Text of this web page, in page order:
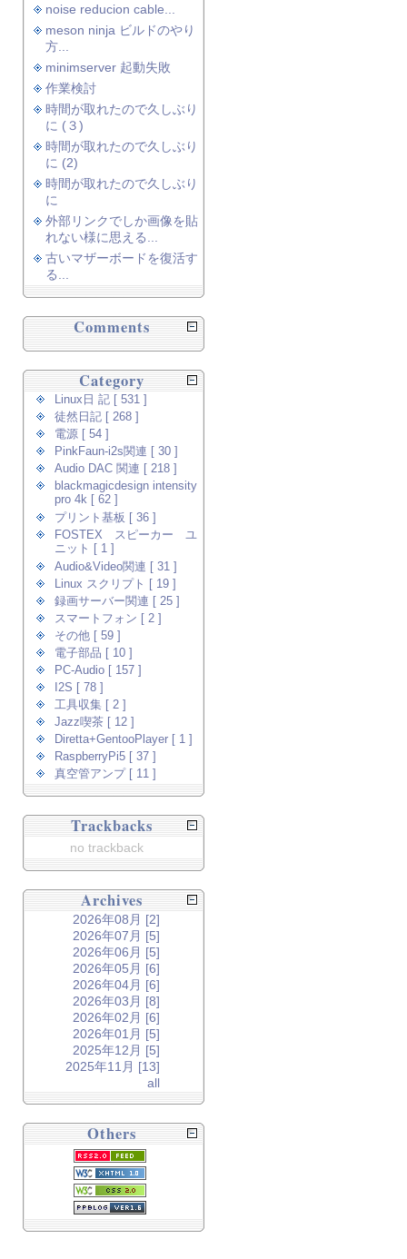
noise reducion cable...
meson ninja ビルドのやり
方...
minimserver 起動失敗
作業検討
時間が取れたので久しぶり
に (３)
時間が取れたので久しぶり
に (2)
時間が取れたので久しぶり
に
外部リンクでしか画像を貼
れない様に思える...
古いマザーボードを復活す
る...
Comments
Category
Linux日 記 [ 531 ]
徒然日記 [ 268 ]
電源 [ 54 ]
PinkFaun-i2s関連 [ 30 ]
Audio DAC 関連 [ 218 ]
blackmagicdesign intensity
pro 4k [ 62 ]
プリント基板 [ 36 ]
FOSTEX スピーカー ユ
ニット [ 1 ]
Audio&Video関連 [ 31 ]
Linux スクリプト [ 19 ]
録画サーバー関連 [ 25 ]
スマートフォン [ 2 ]
その他 [ 59 ]
電子部品 [ 10 ]
PC-Audio [ 157 ]
I2S [ 78 ]
工具収集 [ 2 ]
Jazz喫茶 [ 12 ]
Diretta+GentooPlayer [ 1 ]
RaspberryPi5 [ 37 ]
真空管アンプ [ 11 ]
Trackbacks
no trackback
Archives
2026年08月 [2]
2026年07月 [5]
2026年06月 [5]
2026年05月 [6]
2026年04月 [6]
2026年03月 [8]
2026年02月 [6]
2026年01月 [5]
2025年12月 [5]
2025年11月 [13]
all
Others